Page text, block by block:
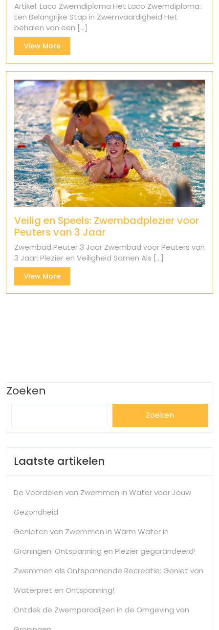
Artikel: Laco Zwemdiploma Het Laco Zwemdiploma:
Een Belangrijke Stap in Zwemvaardigheid Het
behalen van een [...]
View MoreView
More
Veilig en Speels: Zwembadplezier voor
Peuters van 3 Jaar
Zwembad Peuter 3 Jaar Zwembad voor Peuters van
3 Jaar: Plezier en Veiligheid Samen Als [...]
View MoreView
More
Zoeken
Zoeken
Laatste artikelen
De Voordelen van Zwemmen in Water voor Jouw
Gezondheid
Genieten van Zwemmen in Warm Water in
Groningen: Ontspanning en Plezier gegarandeerd!
Zwemmen als Ontspannende Recreatie: Geniet van
Waterpret en Ontspanning!
Ontdek de Zwemparadijzen in de Omgeving van